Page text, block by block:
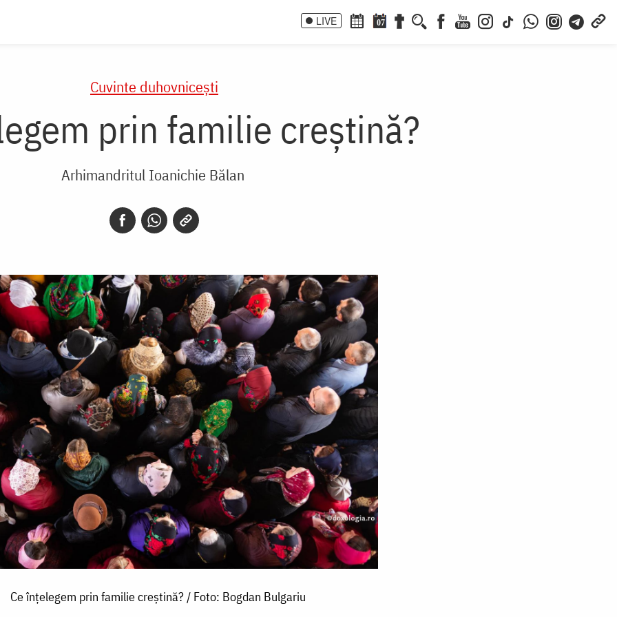
LIVE 07
Cuvinte duhovnicești
prin familie creștină?
Arhimandritul Ioanichie Bălan
Ce înțelegem prin familie creștină? / Foto: Bogdan Bulgariu